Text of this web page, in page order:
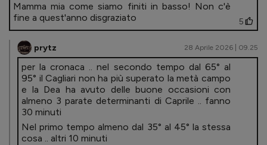
Mamma mia come siamo finiti in basso! Non c'è
fine a quest'anno disgraziato
5
prytz 28 Aprile 2026 | 09.25
per la cronaca .. nel secondo tempo dal 65° al
95° il Cagliari non ha più superato la metà campo
e la Dea ha avuto delle buone occasioni con
almeno 3 parate determinanti di Caprile .. fanno
30 minuti
Nel primo tempo almeno dal 35° al 45° la stessa
cosa .. altri 10 minuti